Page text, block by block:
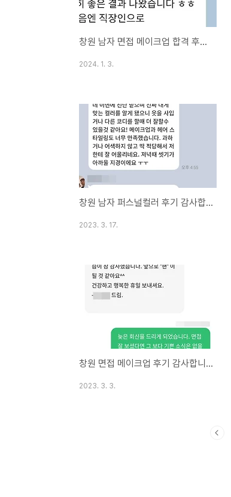
창원 남자 면접 메이크업 합격 후기 축하드립니다!!
2024. 1. 3.
창원 남자 퍼스널컬러 후기 감사합니다.
2023. 3. 17.
창원 면접 메이크업 후기 감사합니다!!
2023. 3. 3.